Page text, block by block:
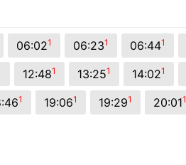
06:021 06:231 06:441
12:481 13:251 14:021
1 19:061 19:291 20:011